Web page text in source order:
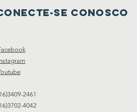
se conosco
2461
4042